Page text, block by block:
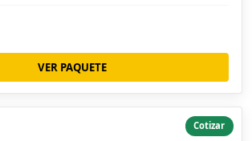
VER PAQUETE
Cotizar